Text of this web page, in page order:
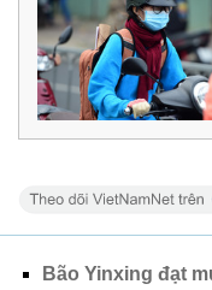
Bão Yinxing đạt